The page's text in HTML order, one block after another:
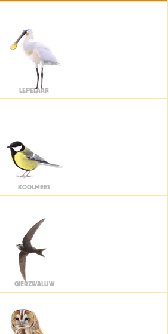
LEPELAAR
KOOLMEES
GIERZWALUW